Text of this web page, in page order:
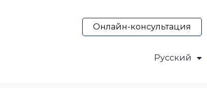
Онлайн-консультация
Русский
Українська